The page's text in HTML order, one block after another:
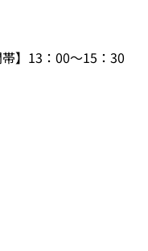
】13：00～15：30